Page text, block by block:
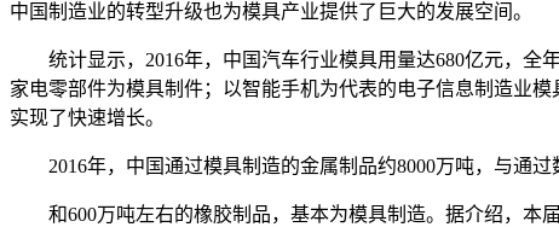
中国制造业的转型升级也为模具产业提供了巨大的发展空间。
统计显示，2016年，中国汽车行业模具用量达680亿元，全年
家电零部件为模具制件；以智能手机为代表的电子信息制造业
实现了快速增长。
2016年，中国通过模具制造的金属制品约8000万吨，与通过
和600万吨左右的橡胶制品，基本为模具制造。据介绍，本届